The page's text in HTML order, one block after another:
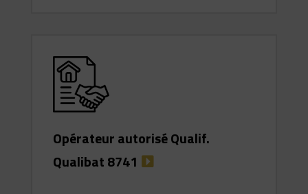
Opérateur autorisé Qualif.
Qualibat 8741